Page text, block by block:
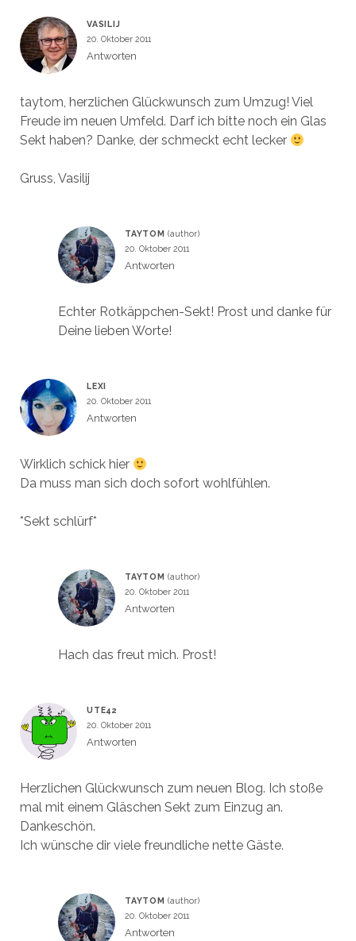
VASILIJ
20. Oktober 2011
Antworten
taytom, herzlichen Glückwunsch zum Umzug! Viel
Freude im neuen Umfeld. Darf ich bitte noch ein Glas
Sekt haben? Danke, der schmeckt echt lecker
Gruss, Vasilij
TAYTOM
20. Oktober 2011
Antworten
Echter Rotkäppchen-Sekt! Prost und danke für
Deine lieben Worte!
LEXI
20. Oktober 2011
Antworten
Wirklich schick hier
Da muss man sich doch sofort wohlfühlen.
*Sekt schlürf*
TAYTOM
20. Oktober 2011
Antworten
Hach das freut mich. Prost!
UTE42
20. Oktober 2011
Antworten
Herzlichen Glückwunsch zum neuen Blog. Ich stoße
mal mit einem Gläschen Sekt zum Einzug an.
Dankeschön.
Ich wünsche dir viele freundliche nette Gäste.
TAYTOM
20. Oktober 2011
Antworten